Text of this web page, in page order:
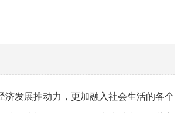
发展推动力，更加融入社会生活的各个